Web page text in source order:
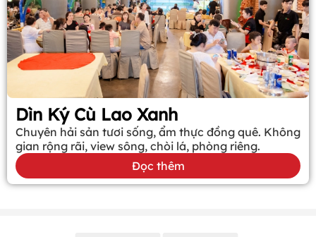
Dìn Ký Cù Lao Xanh
Chuyên hải sản tươi sống, ẩm thực đồng quê. Không
gian rộng rãi, view sông, chòi lá, phòng riêng.
Đọc thêm